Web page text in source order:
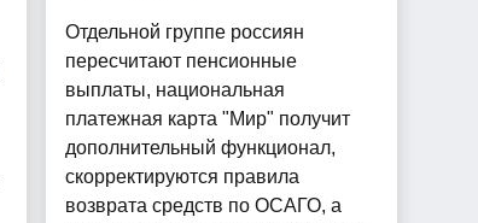
Отдельной группе россиян
пересчитают пенсионные
выплаты, национальная
платежная карта "Мир" получит
дополнительный функционал,
скорректируются правила
возврата средств по ОСАГО, а